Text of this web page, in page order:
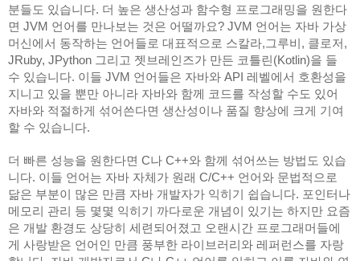
분들도 있습니다. 더 높은 생산성과 함수형 프로그래밍을 원한다
면 JVM 언어를 만나보는 것은 어떨까요? JVM 언어는 자바 가상
머신에서 동작하는 언어들로 대표적으로 스칼라,그루비, 클로저,
JRuby, JPython 그리고 젯브레인즈가 만든 코틀린(Kotlin)을 들
수 있습니다. 이들 JVM 언어들은 자바와 API 레벨에서 호환성을
지니고 있을 뿐만 아니라 자바와 함께 코드를 작성할 수도 있어
자바와 적절하게 섞어쓴다면 생산성이나 품질 향상에 크게 기여
할 수 있습니다.
더 빠른 성능을 원한다면 C나 C++와 함께 섞어쓰는 방법도 있습
니다. 이들 언어는 자바 자체가 원래 C/C++ 언어와 문법적으로
닮은 부분이 많은 만큼 자바 개발자가 익히기 쉽습니다. 포인터나
메모리 관리 등 몇몇 익히기 까다로운 개념이 있기는 하지만 요즘
은 개발 환경도 상당히 세련되어졌고 오랜시간 프로그래머들에
게 사랑받은 언어인 만큼 풍부한 라이브러리와 레퍼런스를 자랑